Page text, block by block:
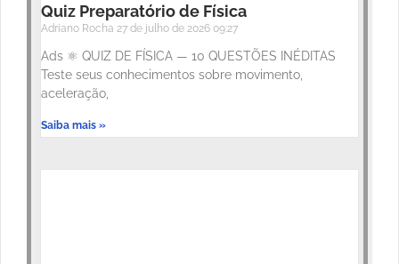
Quiz Preparatório de Física
Adriano Rocha 27 de julho de 2026 09:27
Ads ⚛️ QUIZ DE FÍSICA — 10 QUESTÕES INÉDITAS
Teste seus conhecimentos sobre movimento,
aceleração,
Saiba mais »